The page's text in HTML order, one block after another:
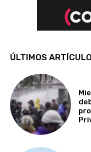
ÚLTIMOS